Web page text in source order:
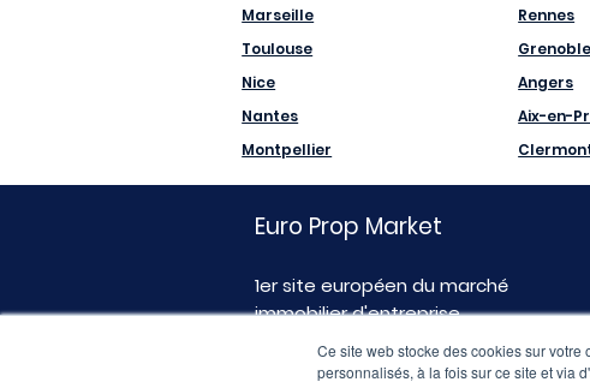
Ce site web stocke des cookies sur
personnalisés, à la fois sur ce site et via
Marseille
Toulouse
Nice
Nantes
Montpellier
Rennes
Grenoble
Angers
Aix-en-
Euro Prop Market
1er site européen du marché
immobilier d'entreprise